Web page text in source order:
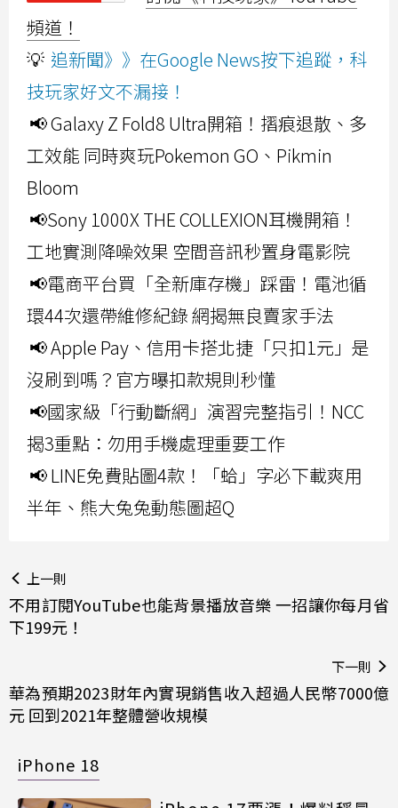
頻道！
💡 追新聞》》在Google News按下追蹤，科
技玩家好文不漏接！
📢 Galaxy Z Fold8 Ultra開箱！摺痕退散、多
工效能 同時爽玩Pokemon GO、Pikmin
Bloom
📢Sony 1000X THE COLLEXION耳機開箱！
工地實測降噪效果 空間音訊秒置身電影院
📢電商平台買「全新庫存機」踩雷！電池循
環44次還帶維修紀錄 網揭無良賣家手法
📢 Apple Pay、信用卡搭北捷「只扣1元」是
沒刷到嗎？官方曝扣款規則秒懂
📢國家級「行動斷網」演習完整指引！NCC
揭3重點：勿用手機處理重要工作
📢 LINE免費貼圖4款！「蛤」字必下載爽用
半年、熊大兔兔動態圖超Q
上一則
不用訂閱YouTube也能背景播放音樂 一招讓你每月省
下199元！
下一則
華為預期2023財年內實現銷售收入超過人民幣7000億
元 回到2021年整體營收規模
iPhone 18